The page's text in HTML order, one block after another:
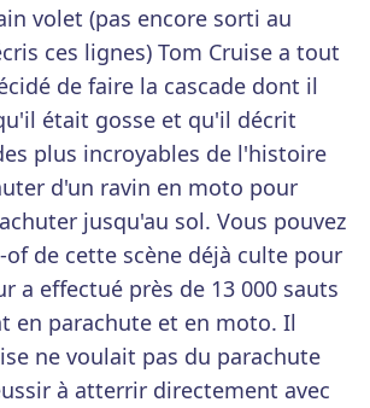
volet (pas encore sorti au
ces lignes) Tom Cruise a tout
de faire la cascade dont il
était gosse et qu'il décrit
plus incroyables de l'histoire
d'un ravin en moto pour
jusqu'au sol. Vous pouvez
de cette scène déjà culte pour
a effectué près de 13 000 sauts
en parachute et en moto. Il
ne voulait pas du parachute
à atterrir directement avec